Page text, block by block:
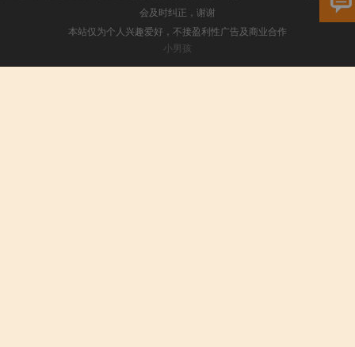
会及时纠正，谢谢
本站仅为个人兴趣爱好，不接盈利性广告及商业合作
小男孩